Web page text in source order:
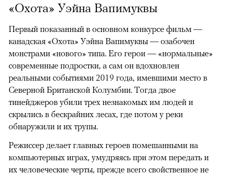
«Охота» Уэйна Вапимуквы
Первый показанный в основном конкурсе фильм —
канадская «Охота» Уэйна Вапимуквы — озабочен
монстрами «нового» типа. Его герои — «нормальные»
современные подростки, а сам он вдохновлен
реальными событиями 2019 года, имевшими место в
Северной Британской Колумбии. Тогда двое
тинейджеров убили трех незнакомых им людей и
скрылись в бескрайних лесах, где потом у реки
обнаружили и их трупы.
Режиссер делает главных героев помешанными на
компьютерных играх, умудряясь при этом передать и
их человеческие черты, прежде всего свойственное не